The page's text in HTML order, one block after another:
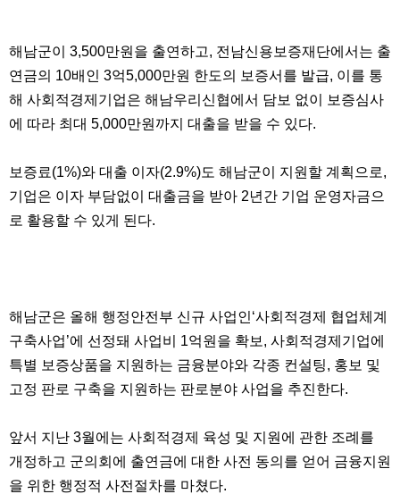
해남군이 3,500만원을 출연하고, 전남신용보증재단에서는 출
연금의 10배인 3억5,000만원 한도의 보증서를 발급, 이를 통
해 사회적경제기업은 해남우리신협에서 담보 없이 보증심사
에 따라 최대 5,000만원까지 대출을 받을 수 있다.
보증료(1%)와 대출 이자(2.9%)도 해남군이 지원할 계획으로,
기업은 이자 부담없이 대출금을 받아 2년간 기업 운영자금으
로 활용할 수 있게 된다.
해남군은 올해 행정안전부 신규 사업인‘사회적경제 협업체계
구축사업’에 선정돼 사업비 1억원을 확보, 사회적경제기업에
특별 보증상품을 지원하는 금융분야와 각종 컨설팅, 홍보 및
고정 판로 구축을 지원하는 판로분야 사업을 추진한다.
앞서 지난 3월에는 사회적경제 육성 및 지원에 관한 조례를
개정하고 군의회에 출연금에 대한 사전 동의를 얻어 금융지원
을 위한 행정적 사전절차를 마쳤다.